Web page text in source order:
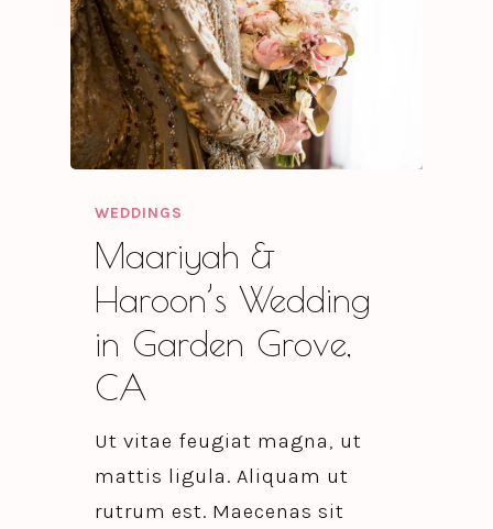
WEDDINGS
Maariyah &
Haroon’s Wedding
in Garden Grove,
CA
Ut vitae feugiat magna, ut
mattis ligula. Aliquam ut
rutrum est. Maecenas sit